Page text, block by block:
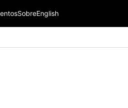
SobreEnglish